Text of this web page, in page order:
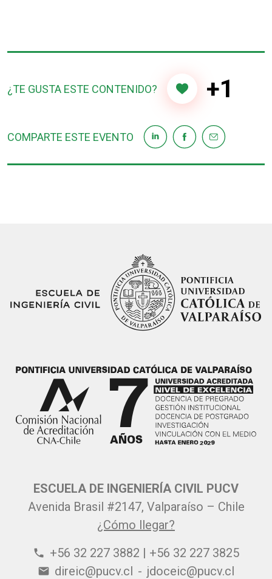
¿TE GUSTA ESTE CONTENIDO? +1
COMPARTE ESTE EVENTO
ESCUELA DE INGENIERÍA CIVIL PUCV
Avenida Brasil #2147, Valparaíso – Chile
¿Cómo llegar?
phone +56 32 227 3882 | +56 32 227 3825
email direic@pucv.cl - jdoceic@pucv.cl